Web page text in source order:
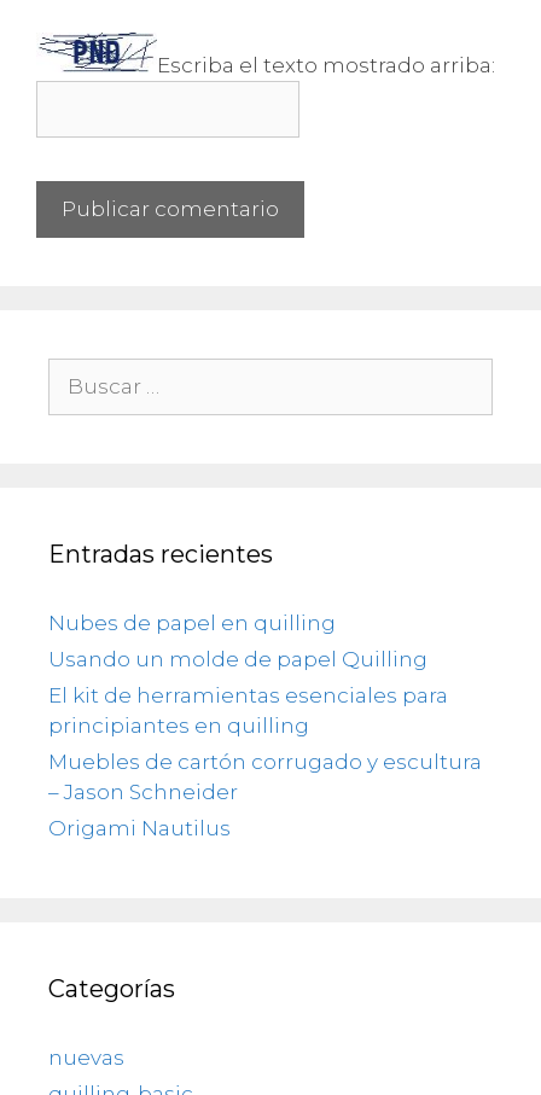
Escriba el texto mostrado arriba:
Entradas recientes
Nubes de papel en quilling
Usando un molde de papel Quilling
El kit de herramientas esenciales para
principiantes en quilling
Muebles de cartón corrugado y escultura
– Jason Schneider
Origami Nautilus
Categorías
nuevas